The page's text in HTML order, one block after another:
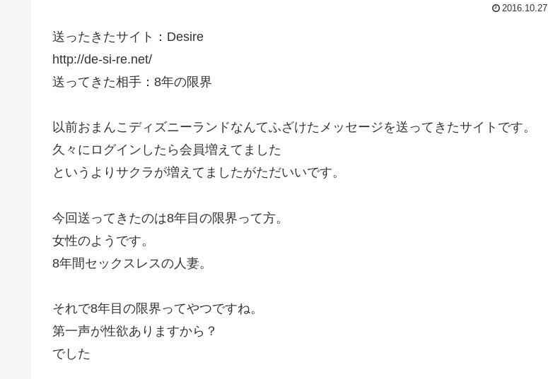
2016.10.27
送ったきたサイト：Desire
http://de-si-re.net/
送ってきた相手：8年の限界
以前おまんこディズニーランドなんてふざけたメッセージを送ってきたサイトです。
久々にログインしたら会員増えてました
というよりサクラが増えてましたがただいいです。
今回送ってきたのは8年目の限界って方。
女性のようです。
8年間セックスレスの人妻。
それで8年目の限界ってやつですね。
第一声が性欲ありますから？
でした